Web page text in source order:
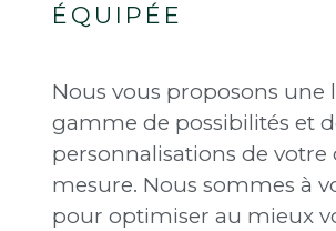
ÉQUIPÉE
Nous vous proposons une
gamme de possibilités et
personnalisations de votre
mesure. Nous sommes à
pour optimiser au mieux